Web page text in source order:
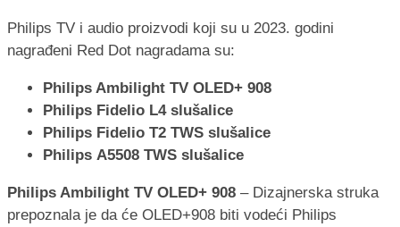
Philips TV i audio proizvodi koji su u 2023. godini
nagrađeni Red Dot nagradama su:
Philips Ambilight TV OLED+ 908
Philips Fidelio L4 slušalice
Philips Fidelio T2 TWS slušalice
Philips A5508 TWS slušalice
Philips Ambilight TV OLED+ 908 – Dizajnerska struka
prepoznala je da će OLED+908 biti vodeći Philips